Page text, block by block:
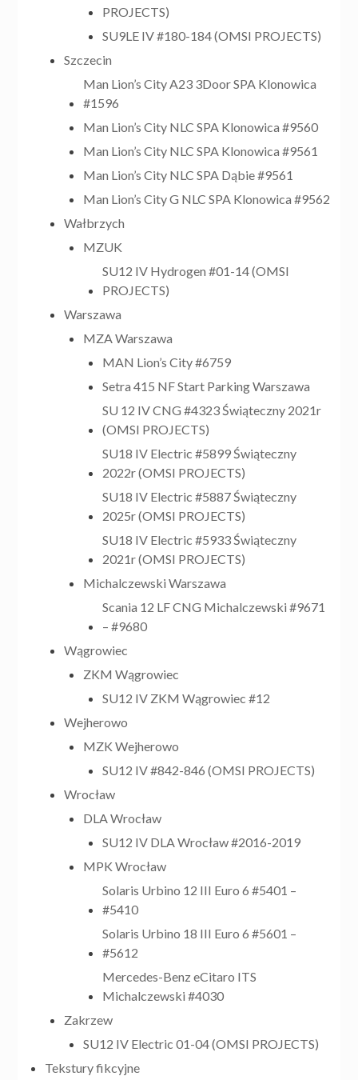
PROJECTS)
SU9LE IV #180-184 (OMSI PROJECTS)
Szczecin
Man Lion’s City A23 3Door SPA Klonowica
#1596
Man Lion’s City NLC SPA Klonowica #9560
Man Lion’s City NLC SPA Klonowica #9561
Man Lion’s City NLC SPA Dąbie #9561
Man Lion’s City G NLC SPA Klonowica #9562
Wałbrzych
MZUK
SU12 IV Hydrogen #01-14 (OMSI
PROJECTS)
Warszawa
MZA Warszawa
MAN Lion’s City #6759
Setra 415 NF Start Parking Warszawa
SU 12 IV CNG #4323 Świąteczny 2021r
(OMSI PROJECTS)
SU18 IV Electric #5899 Świąteczny
2022r (OMSI PROJECTS)
SU18 IV Electric #5887 Świąteczny
2025r (OMSI PROJECTS)
SU18 IV Electric #5933 Świąteczny
2021r (OMSI PROJECTS)
Michalczewski Warszawa
Scania 12 LF CNG Michalczewski #9671
– #9680
Wągrowiec
ZKM Wągrowiec
SU12 IV ZKM Wągrowiec #12
Wejherowo
MZK Wejherowo
SU12 IV #842-846 (OMSI PROJECTS)
Wrocław
DLA Wrocław
SU12 IV DLA Wrocław #2016-2019
MPK Wrocław
Solaris Urbino 12 III Euro 6 #5401 –
#5410
Solaris Urbino 18 III Euro 6 #5601 –
#5612
Mercedes-Benz eCitaro ITS
Michalczewski #4030
Zakrzew
SU12 IV Electric 01-04 (OMSI PROJECTS)
Tekstury fikcyjne